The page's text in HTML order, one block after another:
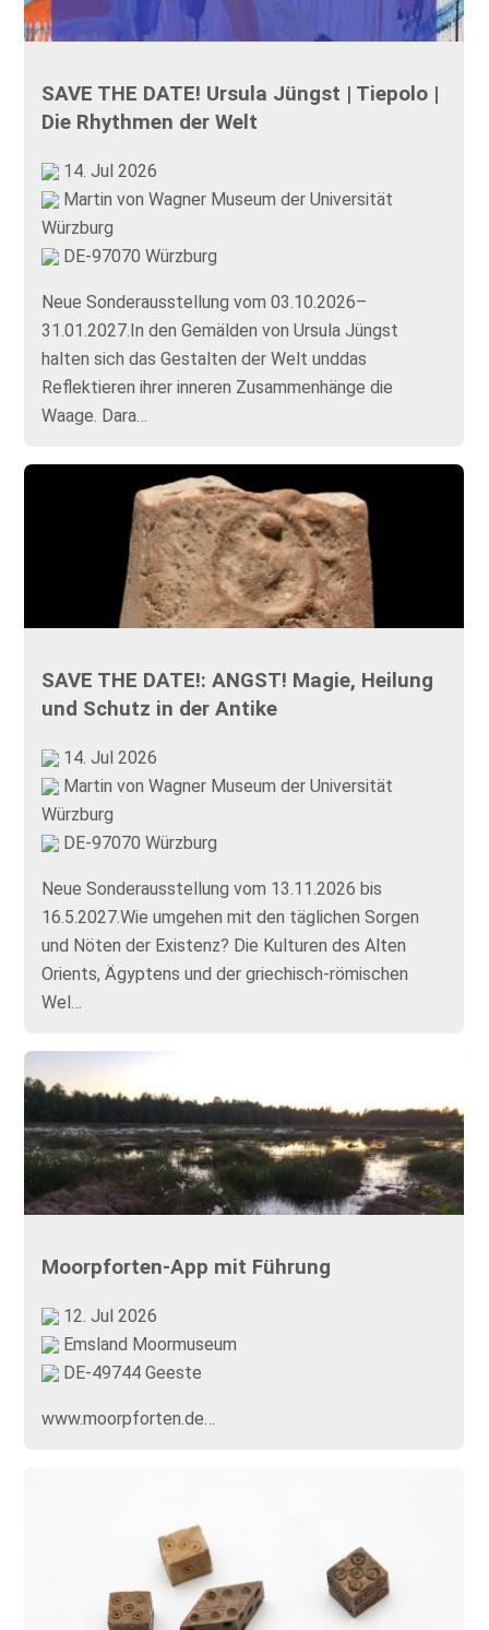
SAVE THE DATE! Ursula Jüngst | Tiepolo |
Die Rhythmen der Welt
14. Jul 2026
Martin von Wagner Museum der Universität
Würzburg
DE-97070 Würzburg
Neue Sonderausstellung vom 03.10.2026–
31.01.2027.In den Gemälden von Ursula Jüngst
halten sich das Gestalten der Welt unddas
Reflektieren ihrer inneren Zusammenhänge die
Waage. Dara…
SAVE THE DATE!: ANGST! Magie, Heilung
und Schutz in der Antike
14. Jul 2026
Martin von Wagner Museum der Universität
Würzburg
DE-97070 Würzburg
Neue Sonderausstellung vom 13.11.2026 bis
16.5.2027.Wie umgehen mit den täglichen Sorgen
und Nöten der Existenz? Die Kulturen des Alten
Orients, Ägyptens und der griechisch-römischen
Wel…
Moorpforten-App mit Führung
12. Jul 2026
Emsland Moormuseum
DE-49744 Geeste
www.moorpforten.de…